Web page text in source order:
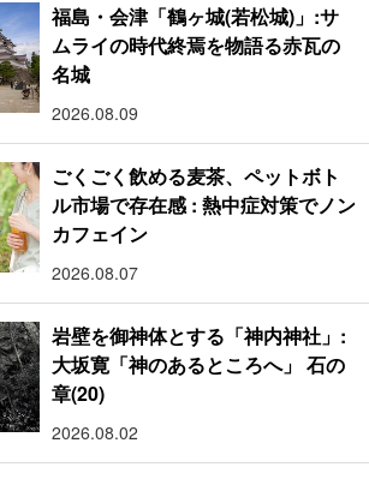
福島・会津「鶴ヶ城(若松城)」:サ
ムライの時代終焉を物語る赤瓦の
名城
2026.08.09
ごくごく飲める麦茶、ペットボト
ル市場で存在感 : 熱中症対策でノン
カフェイン
2026.08.07
岩壁を御神体とする「神内神社」:
大坂寛「神のあるところへ」 石の
章(20)
2026.08.02